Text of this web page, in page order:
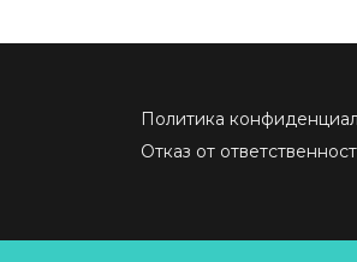
Политика
Отказ от